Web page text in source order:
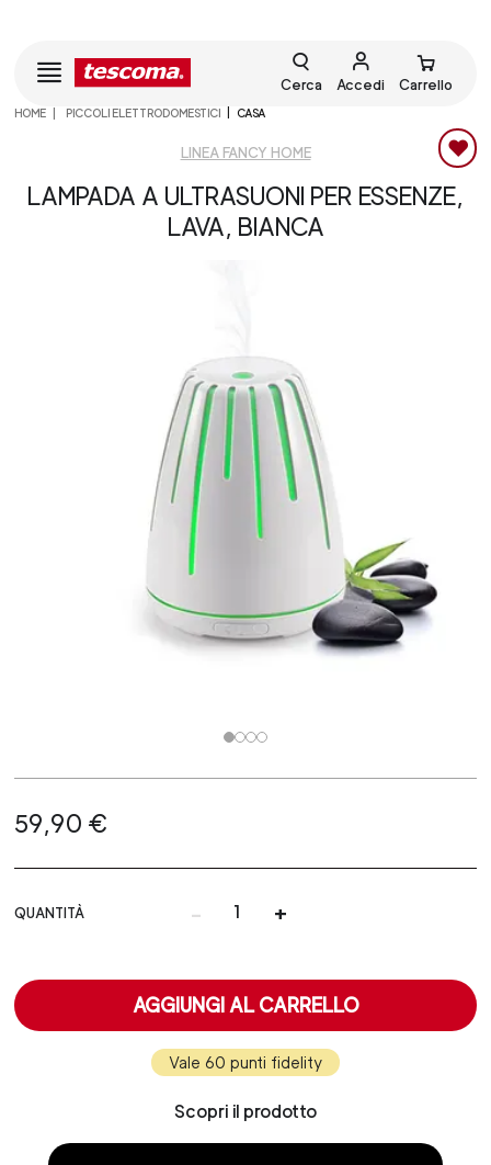
Cerca Accedi Carrello
HOME PICCOLI ELETTRODOMESTICI CASA
LINEA FANCY HOME
LAMPADA A ULTRASUONI PER ESSENZE,
LAVA, BIANCA
59,90 €
QUANTITÀ - +
AGGIUNGI AL CARRELLO
Vale 60 punti fidelity
Scopri il prodotto